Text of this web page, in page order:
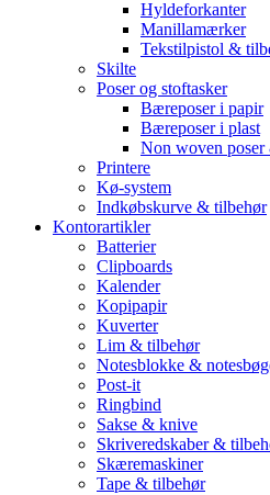
Hyldeforkanter
Manillamærker
Tekstilpistol &
Skilte
Poser og stoftasker
Bæreposer i papir
Bæreposer i plast
Non woven poser
Printere
Kø-system
Indkøbskurve & tilbehør
Kontorartikler
Batterier
Clipboards
Kalender
Kopipapir
Kuverter
Lim & tilbehør
Notesblokke &
Post-it
Ringbind
Sakse & knive
Skriveredskaber &
Skæremaskiner
Tape & tilbehør